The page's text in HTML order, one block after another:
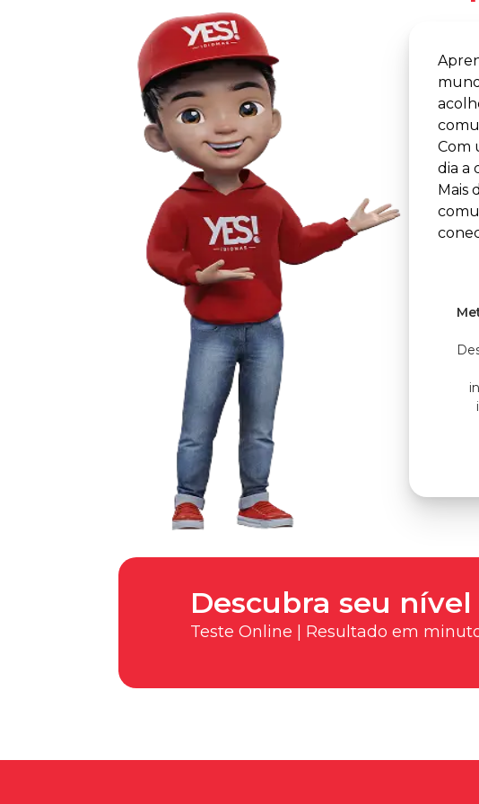
Com
dia a
Mais
Descubra seu
Teste Online | Resultado em